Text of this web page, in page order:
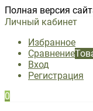
Полная версия
Личный кабинет
Избранное
Сравнение
Вход
Регистрация
0